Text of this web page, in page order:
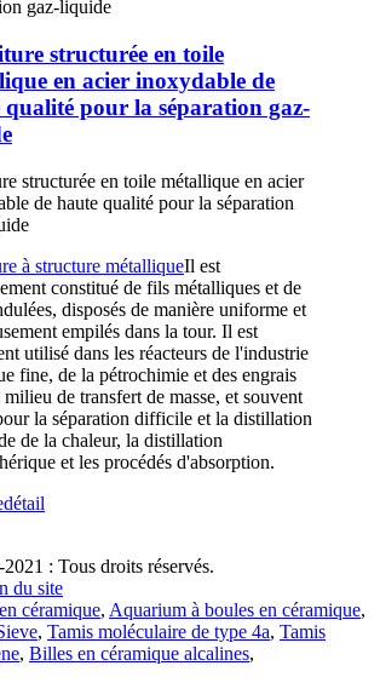
structurée en toile
en acier inoxydable de
qualité pour la séparation gaz-
structurée en toile métallique en acier
de haute qualité pour la séparation
à structure métalliqueIl est
constitué de fils métalliques et de
disposés de manière uniforme et
empilés dans la tour. Il est
utilisé dans les réacteurs de l'industrie
fine, de la pétrochimie et des engrais
de transfert de masse, et souvent
la séparation difficile et la distillation
de la chaleur, la distillation
et les procédés d'absorption.
détail
: Tous droits réservés.
du site
céramique, Aquarium à boules en céramique,
, Tamis moléculaire de type 4a, Tamis
, Billes en céramique alcalines,